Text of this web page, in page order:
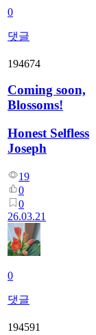
0
댓글
194674
Coming soon,
Blossoms!
Honest Selfless
Joseph
19
0
0
26.03.21
0
댓글
194591